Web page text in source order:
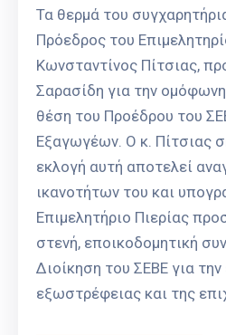
Τα θερμά του
Πρόεδρος του
Κωνσταντίνος Πίτσιας,
Σαρασίδη για την
θέση του Προέδρου του
Εξαγωγέων. Ο κ. Πίτσιας
εκλογή αυτή αποτελεί
ικανοτήτων του και
Επιμελητήριο Πιερίας
στενή, εποικοδομητική
Διοίκηση του ΣΕΒΕ για
εξωστρέφειας και της